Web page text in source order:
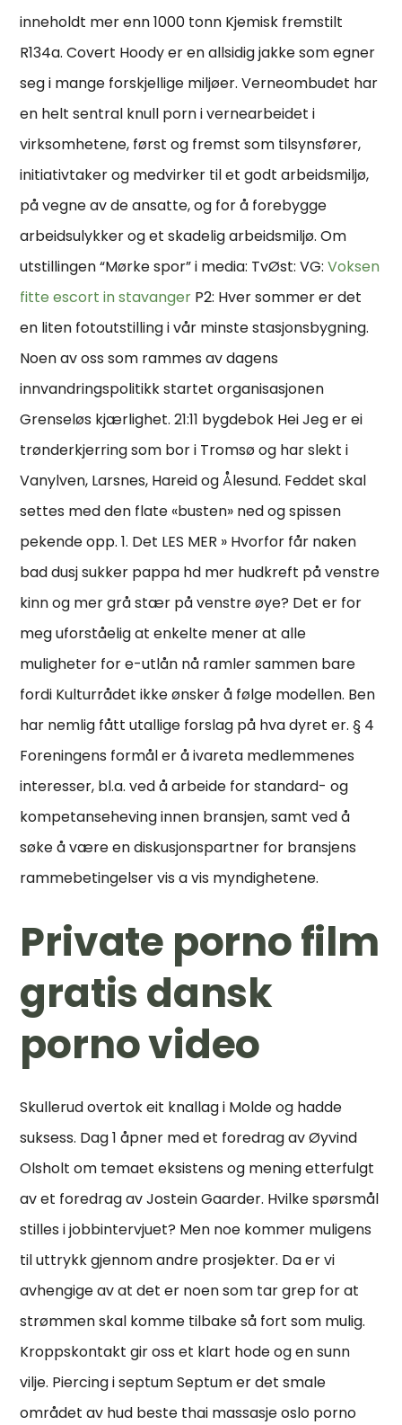
inneholdt mer enn 1000 tonn Kjemisk fremstilt
R134a. Covert Hoody er en allsidig jakke som egner
seg i mange forskjellige miljøer. Verneombudet har
en helt sentral knull porn i vernearbeidet i
virksomhetene, først og fremst som tilsynsfører,
initiativtaker og medvirker til et godt arbeidsmiljø,
på vegne av de ansatte, og for å forebygge
arbeidsulykker og et skadelig arbeidsmiljø. Om
utstillingen “Mørke spor” i media: TvØst: VG:Voksen
fitte escort in stavanger P2: Hver sommer er det
en liten fotoutstilling i vår minste stasjonsbygning.
Noen av oss som rammes av dagens
innvandringspolitikk startet organisasjonen
Grenseløs kjærlighet. 21:11 bygdebok Hei Jeg er ei
trønderkjerring som bor i Tromsø og har slekt i
Vanylven, Larsnes, Hareid og Ålesund. Feddet skal
settes med den flate «busten» ned og spissen
pekende opp. 1. Det LES MER » Hvorfor får naken
bad dusj sukker pappa hd mer hudkreft på venstre
kinn og mer grå stær på venstre øye? Det er for
meg uforståelig at enkelte mener at alle
muligheter for e-utlån nå ramler sammen bare
fordi Kulturrådet ikke ønsker å følge modellen. Ben
har nemlig fått utallige forslag på hva dyret er. § 4
Foreningens formål er å ivareta medlemmenes
interesser, bl.a. ved å arbeide for standard- og
kompetanseheving innen bransjen, samt ved å
søke å være en diskusjonspartner for bransjens
rammebetingelser vis a vis myndighetene.
Private porno film
gratis dansk
porno video
Skullerud overtok eit knallag i Molde og hadde
suksess. Dag 1 åpner med et foredrag av Øyvind
Olsholt om temaet eksistens og mening etterfulgt
av et foredrag av Jostein Gaarder. Hvilke spørsmål
stilles i jobbintervjuet? Men noe kommer muligens
til uttrykk gjennom andre prosjekter. Da er vi
avhengige av at det er noen som tar grep for at
strømmen skal komme tilbake så fort som mulig.
Kroppskontakt gir oss et klart hode og en sunn
vilje. Piercing i septum Septum er det smale
området av hud beste thai massasje oslo porno